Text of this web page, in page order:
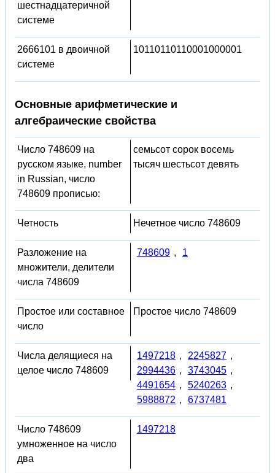
шестнадцатеричной
системе
2666101 в двоичной
системе
10110110110001000001
Основные арифметические и
алгебраические свойства
Число 748609 на
русском языке, number
in Russian, число
748609 прописью:
семьсот сорок восемь
тысяч шестьсот девять
Четность Нечетное число 748609
Разложение на
множители, делители
числа 748609
748609 , 1
Простое или составное
число
Простое число 748609
Числа делящиеся на
целое число 748609
1497218 , 2245827 ,
2994436 , 3743045 ,
4491654 , 5240263 ,
5988872 , 6737481
Число 748609
умноженное на число
два
1497218